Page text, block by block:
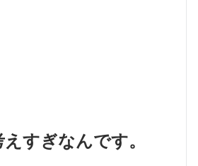
すぎなんです。